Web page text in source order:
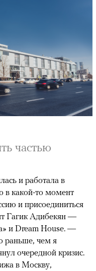
частью
и работала в
в какой-то момент
и присоединиться
Гагик Адибекян —
и Dream House. —
раньше, чем я
очередной кризис.
в Москву,